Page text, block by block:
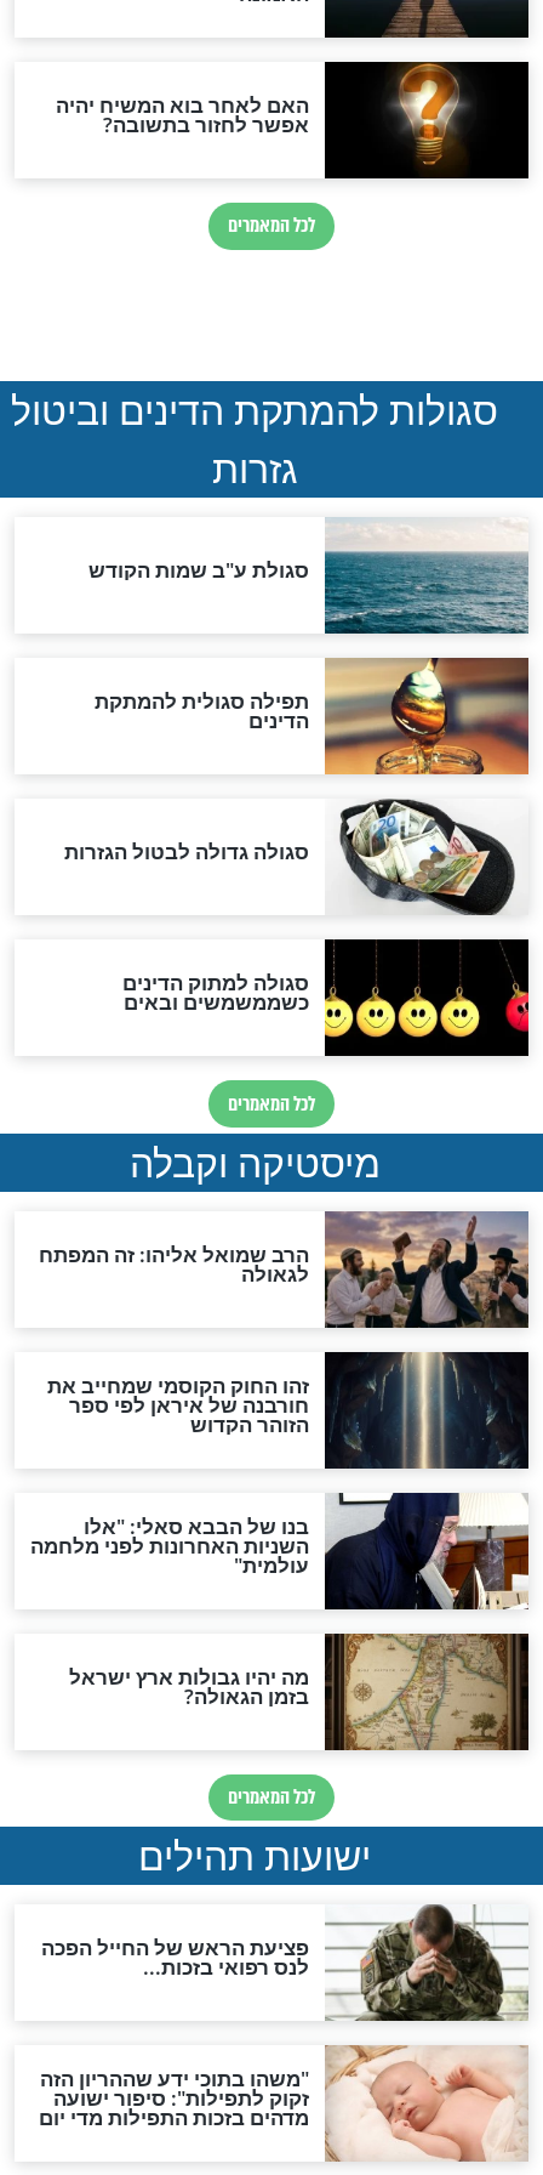
הותר לפרסום: לוחמי מילואים
נהרגו בדרום לבנון
ההסכם החשאי של טראמפ
המסמך האבוד שנחשף
במרתפי מוסקבה: כתב היד
הנדיר של הרשב"ם התגלה
שורדת השואה שחוגגת 100:
"מודה לקב"ה על כל השנים"
לכל המאמרים
אחרית הימים
האם אפשר לחשב את הקץ?
מה יהיה בימות המשיח?
"לפני הגאולה תהיה אפיקורסות
והכחשה גדולה מאוד של
האמונה"
האם לאחר בוא המשיח יהיה
אפשר לחזור בתשובה?
לכל המאמרים
להמתקת הדינים וביטול
גזרות
סגולת ע"ב שמות הקודש